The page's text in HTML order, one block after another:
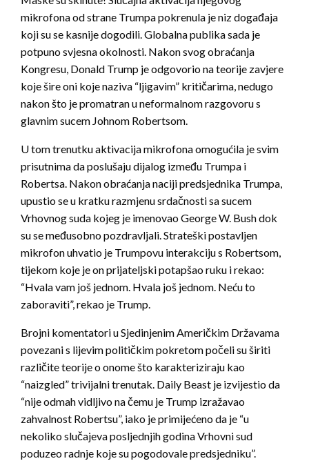
mikrofona od strane Trumpa pokrenula je niz događaja
koji su se kasnije dogodili. Globalna publika sada je
potpuno svjesna okolnosti. Nakon svog obraćanja
Kongresu, Donald Trump je odgovorio na teorije zavjere
koje šire oni koje naziva “ljigavim” kritičarima, nedugo
nakon što je promatran u neformalnom razgovoru s
glavnim sucem Johnom Robertsom.
U tom trenutku aktivacija mikrofona omogućila je svim
prisutnima da poslušaju dijalog između Trumpa i
Robertsa. Nakon obraćanja naciji predsjednika Trumpa,
upustio se u kratku razmjenu srdačnosti sa sucem
Vrhovnog suda kojeg je imenovao George W. Bush dok
su se međusobno pozdravljali. Strateški postavljen
mikrofon uhvatio je Trumpovu interakciju s Robertsom,
tijekom koje je on prijateljski potapšao ruku i rekao:
“Hvala vam još jednom. Hvala još jednom. Neću to
zaboraviti”, rekao je Trump.
Brojni komentatori u Sjedinjenim Američkim Državama
povezani s lijevim političkim pokretom počeli su širiti
različite teorije o onome što karakteriziraju kao
“naizgled” trivijalni trenutak. Daily Beast je izvijestio da
“nije odmah vidljivo na čemu je Trump izražavao
zahvalnost Robertsu”, iako je primijećeno da je “u
nekoliko slučajeva posljednjih godina Vrhovni sud
poduzeo radnje koje su pogodovale predsjedniku”.